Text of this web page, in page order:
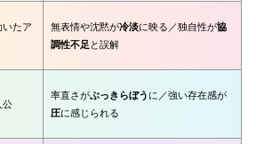
いたア
無表情や沈黙が冷淡に映る／独自性が協
調性不足と誤解
公
率直さがぶっきらぼう に／強い存在感が
圧に感じられる